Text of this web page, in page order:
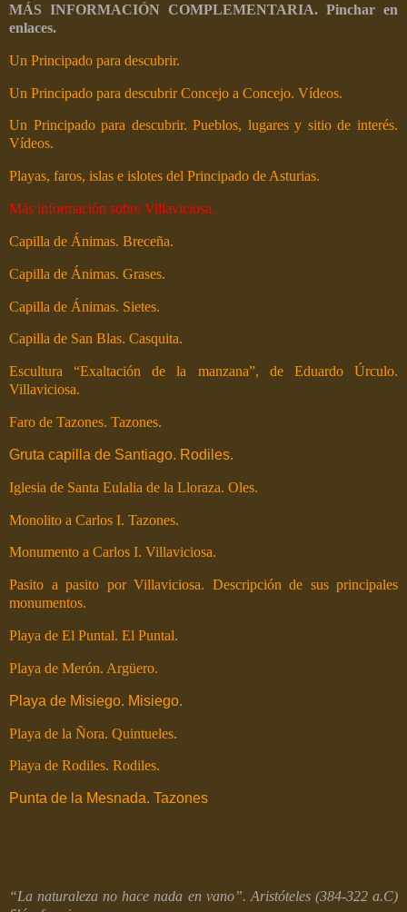
MÁS INFORMACIÓN COMPLEMENTARIA. Pinchar en
enlaces.
Un Principado para descubrir.
Un Principado para descubrir Concejo a Concejo. Vídeos.
Un Principado para descubrir. Pueblos, lugares y sitio de interés.
Vídeos.
Playas, faros, islas e islotes del Principado de Asturias.
Más información sobre Villaviciosa.
Capilla de Ánimas. Breceña.
Capilla de Ánimas. Grases.
Capilla de Ánimas. Sietes.
Capilla de San Blas. Casquita.
Escultura “Exaltación de la manzana”, de Eduardo Úrculo.
Villaviciosa.
Faro de Tazones. Tazones.
Gruta capilla de Santiago. Rodiles.
Iglesia de Santa Eulalia de la Lloraza. Oles.
Monolito a Carlos I. Tazones.
Monumento a Carlos I. Villaviciosa.
Pasito a pasito por Villaviciosa. Descripción de sus principales
monumentos.
Playa de El Puntal. El Puntal.
Playa de Merón. Argüero.
Playa de Misiego. Misiego.
Playa de la Ñora. Quintueles.
Playa de Rodiles. Rodiles.
Punta de la Mesnada. Tazones
“La naturaleza no hace nada en vano”. Aristóteles (384-322 a.C)